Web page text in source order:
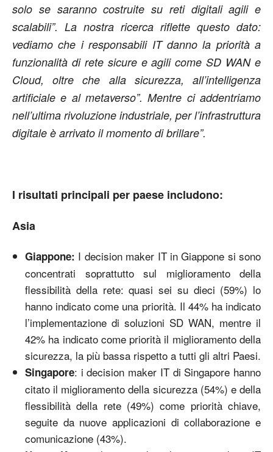
solo se saranno costruite su reti digitali agili e
scalabili”. La nostra ricerca riflette questo dato:
vediamo che i responsabili IT danno la priorità a
funzionalità di rete sicure e agili come SD WAN e
Cloud, oltre che alla sicurezza, all’intelligenza
artificiale e al metaverso”. Mentre ci addentriamo
nell’ultima rivoluzione industriale, per l’infrastruttura
digitale è arrivato il momento di brillare”.
I risultati principali per paese includono:
Asia
Giappone: I decision maker IT in Giappone si sono
concentrati soprattutto sul miglioramento della
flessibilità della rete: quasi sei su dieci (59%) lo
hanno indicato come una priorità. Il 44% ha indicato
l’implementazione di soluzioni SD WAN, mentre il
42% ha indicato come priorità il miglioramento della
sicurezza, la più bassa rispetto a tutti gli altri Paesi.
Singapore: i decision maker IT di Singapore hanno
citato il miglioramento della sicurezza (54%) e della
flessibilità della rete (49%) come priorità chiave,
seguite da nuove applicazioni di collaborazione e
comunicazione (43%).